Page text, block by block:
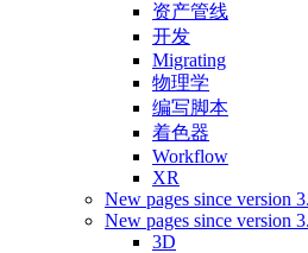
资产管线
开发
Migrating
物理学
编写脚本
着色器
Workflow
XR
New pages since version
New pages since version
3D